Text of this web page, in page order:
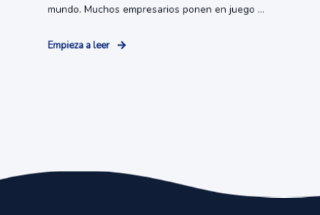
mundo. Muchos empresarios ponen en juego ...
Empieza a leer